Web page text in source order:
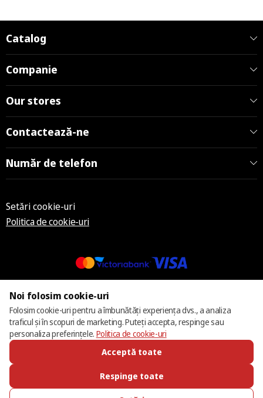
Catalog
Companie
Our stores
Contactează-ne
Număr de telefon
Setări cookie-uri
Politica de cookie-uri
© 2013 – 2026 ECOM
Noi folosim cookie-uri
Folosim cookie-uri pentru a îmbunătăți experiența dvs., a analiza
traficul și în scopuri de marketing. Puteți accepta, respinge sau
personaliza preferințele. Politica de cookie-uri
Acceptă toate
Respinge toate